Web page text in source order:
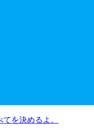
を決めるよ。